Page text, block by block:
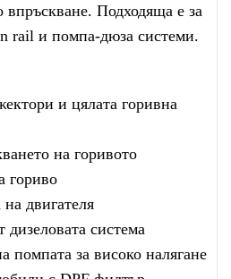
впръскване. Подходяща е за
rail и помпа-дюза системи.
и цялата горивна
на горивото
гориво
на двигателя
дизеловата система
помпата за високо налягане